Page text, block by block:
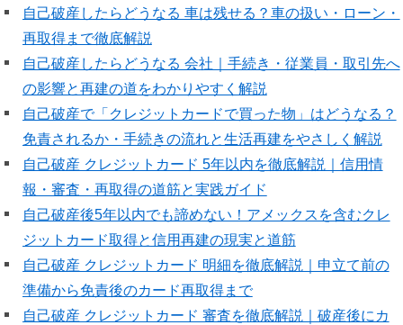
自己破産したらどうなる 車は残せる？車の扱い・ローン・
再取得まで徹底解説
自己破産したらどうなる 会社｜手続き・従業員・取引先へ
の影響と再建の道をわかりやすく解説
自己破産で「クレジットカードで買った物」はどうなる？
免責されるか・手続きの流れと生活再建をやさしく解説
自己破産 クレジットカード 5年以内を徹底解説｜信用情
報・審査・再取得の道筋と実践ガイド
自己破産後5年以内でも諦めない！アメックスを含むクレ
ジットカード取得と信用再建の現実と道筋
自己破産 クレジットカード 明細を徹底解説｜申立て前の
準備から免責後のカード再取得まで
自己破産 クレジットカード 審査を徹底解説｜破産後にカ